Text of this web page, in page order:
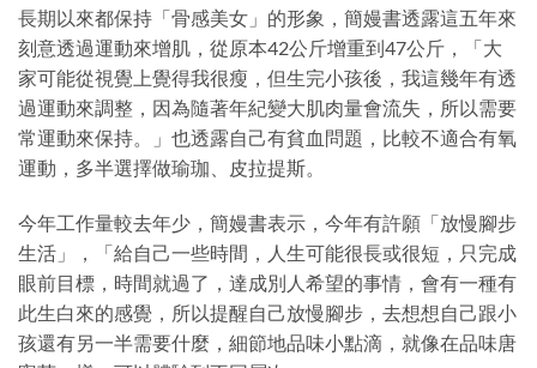
長期以來都保持「骨感美女」的形象，簡嫚書透露這五年來
刻意透過運動來增肌，從原本42公斤增重到47公斤，「大
家可能從視覺上覺得我很瘦，但生完小孩後，我這幾年有透
過運動來調整，因為隨著年紀變大肌肉量會流失，所以需要
常運動來保持。」也透露自己有貧血問題，比較不適合有氧
運動，多半選擇做瑜珈、皮拉提斯。
今年工作量較去年少，簡嫚書表示，今年有許願「放慢腳步
生活」，「給自己一些時間，人生可能很長或很短，只完成
眼前目標，時間就過了，達成別人希望的事情，會有一種有
此生白來的感覺，所以提醒自己放慢腳步，去想想自己跟小
孩還有另一半需要什麼，細節地品味小點滴，就像在品味唐